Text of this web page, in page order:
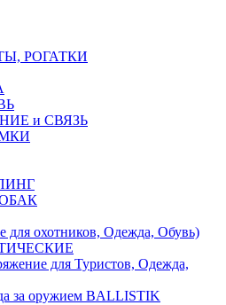
РОГАТКИ
и СВЯЗЬ
охотников, Одежда, Обувь)
для Туристов, Одежда,
за оружием BALLISTIK